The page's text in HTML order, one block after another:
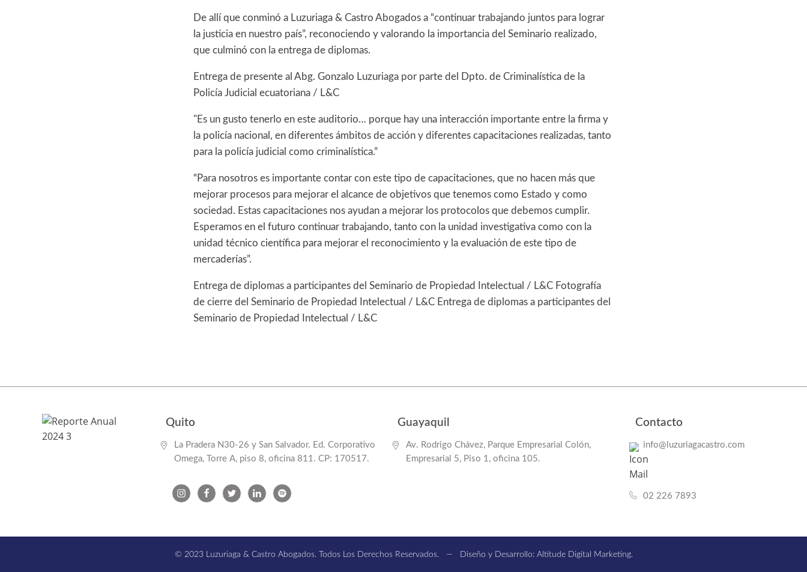
De allí que conminó a Luzuriaga & Castro Abogados a “continuar trabajando juntos para lograr
la justicia en nuestro país”, reconociendo y valorando la importancia del Seminario realizado,
que culminó con la entrega de diplomas.
Entrega de presente al Abg. Gonzalo Luzuriaga por parte del Dpto. de Criminalística de la
Policía Judicial ecuatoriana / L&C
"Es un gusto tenerlo en este auditorio… porque hay una interacción importante entre la firma y
la policía nacional, en diferentes ámbitos de acción y diferentes capacitaciones realizadas, tanto
para la policía judicial como criminalística.”
“Para nosotros es importante contar con este tipo de capacitaciones, que no hacen más que
mejorar procesos para mejorar el alcance de objetivos que tenemos como Estado y como
sociedad. Estas capacitaciones nos ayudan a mejorar los protocolos que debemos cumplir.
Esperamos en el futuro continuar trabajando, tanto con la unidad investigativa como con la
unidad técnico científica para mejorar el reconocimiento y la evaluación de este tipo de
mercaderías”.
Entrega de diplomas a participantes del Seminario de Propiedad Intelectual / L&C Fotografía
de cierre del Seminario de Propiedad Intelectual / L&C Entrega de diplomas a participantes del
Seminario de Propiedad Intelectual / L&C
Quito
La Pradera N30-26 y San Salvador. Ed. Corporativo
Omega, Torre A, piso 8, oficina 811. CP: 170517.
Guayaquil
Av. Rodrigo Chávez, Parque Empresarial Colón,
Empresarial 5, Piso 1, oficina 105.
Contacto
info@luzuriagacastro.com
02 226 7893
© 2023 Luzuriaga & Castro Abogados. Todos Los Derechos Reservados. — Diseño y Desarrollo: Altitude Digital Marketing.